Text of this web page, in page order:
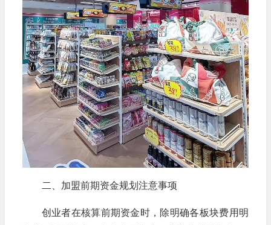
二、加盟前期资金规划注意事项
创业者在核算前期资金时，除明确各板块费用明